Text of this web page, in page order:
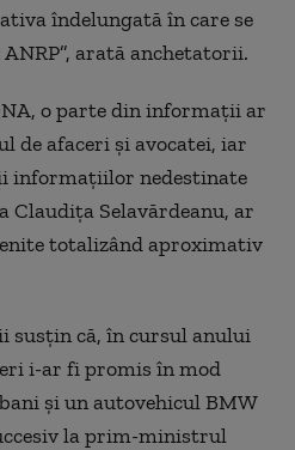
îndelungată în care se
arată anchetatorii.
o parte din informaţii ar
de afaceri şi avocatei, iar
informaţiilor nedestinate
Selavărdeanu, ar
totalizând aproximativ
susţin că, în cursul anului
i-ar fi promis în mod
şi un autovehicul BMW
la prim-ministrul